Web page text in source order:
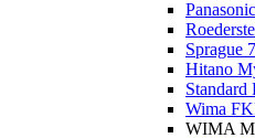
Sprague
Hitano
Standard
Wima
WIMA